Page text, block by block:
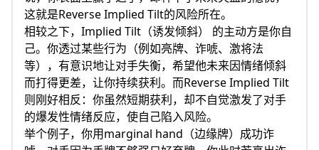
这就是Reverse Implied Tilt的风险所在。
相较之下，Implied Tilt（诱发倾斜） 的主动方是你自
己。你透过某些行为（例如亮牌、诈唬、激将法
等），有意识地让对手失衡，希望他未来因情绪倾斜
而打得更差，让你持续获利。而Reverse Implied Tilt
则刚好相反：你虽然短期获利，却不自觉激发了对手
的爆发性情绪反应，使自己陷入风险。
举个例子，你用marginal hand（边缘牌）成功诈